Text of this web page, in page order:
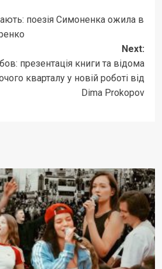
поезія Симоненка ожила в
Next:
презентація книги та відома
кварталу у новій роботі від
Dima Prokopov